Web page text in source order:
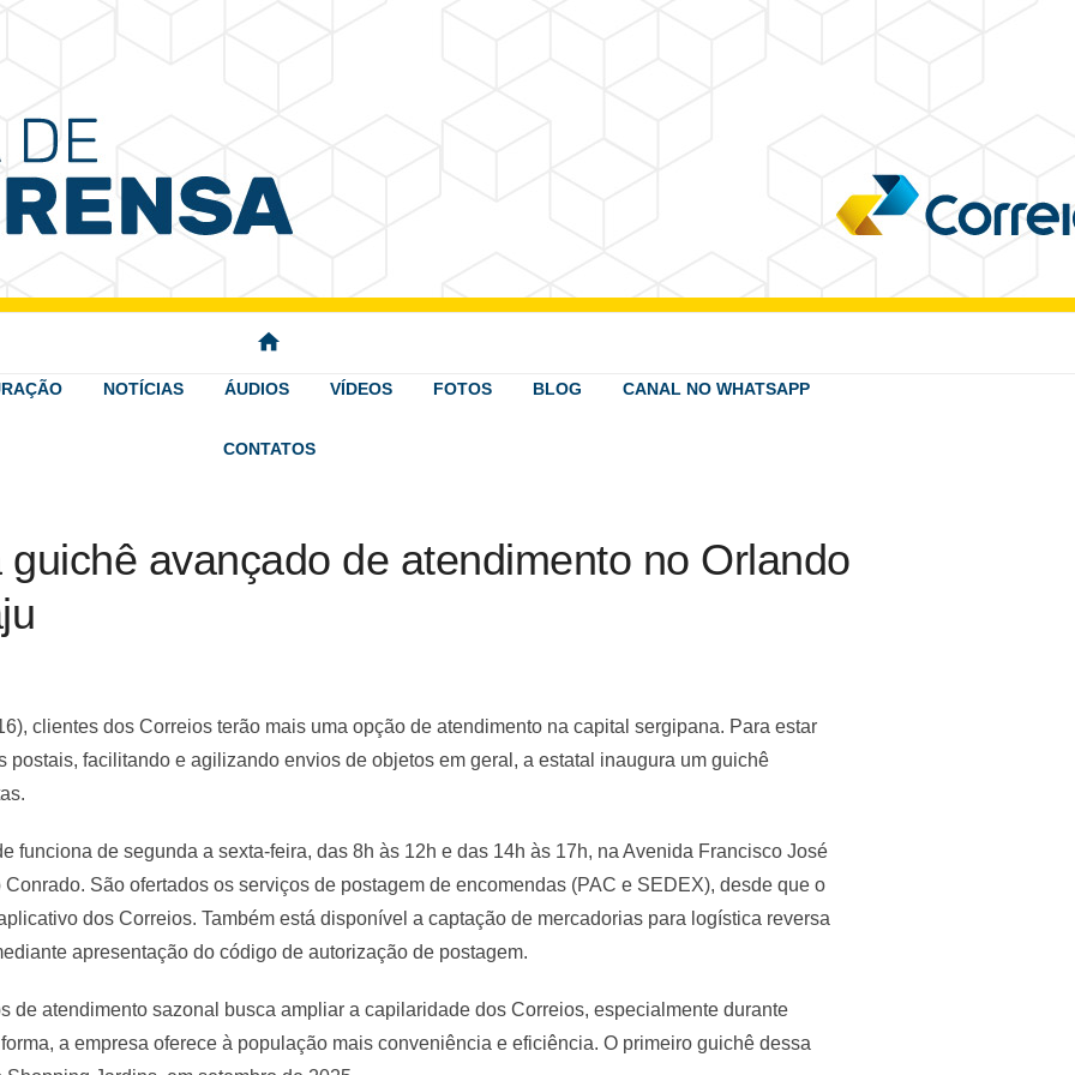
home
NOTÍCIAS ÁUDIOS VÍDEOS FOTOS BLOG CANAL NO WHATSAPP
CONTATOS
avançado de atendimento no Orlando
clientes dos Correios terão mais uma opção de atendimento na capital sergipana. Para estar
postais, facilitando e agilizando envios de objetos em geral, a estatal inaugura um guichê
funciona de segunda a sexta-feira, das 8h às 12h e das 14h às 17h, na Avenida Francisco José
São ofertados os serviços de postagem de encomendas (PAC e SEDEX), desde que o
dos Correios. Também está disponível a captação de mercadorias para logística reversa
apresentação do código de autorização de postagem.
de atendimento sazonal busca ampliar a capilaridade dos Correios, especialmente durante
a empresa oferece à população mais conveniência e eficiência. O primeiro guichê dessa